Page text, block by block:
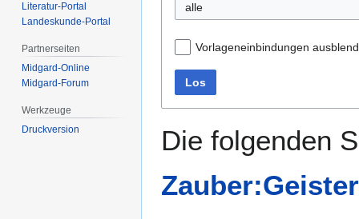
alle
Vorlageneinbindungen
Los
Die folgenden
Literatur-Portal
Landeskunde-Portal
Partnerseiten
Midgard-Online
Midgard-Forum
Werkzeuge
Druckversion